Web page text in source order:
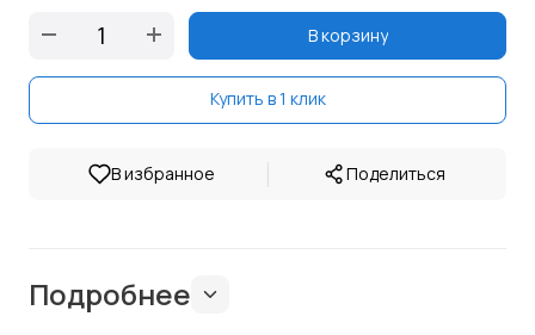
В корзину
Купить в 1 клик
В избранное | Поделиться
Подробнее